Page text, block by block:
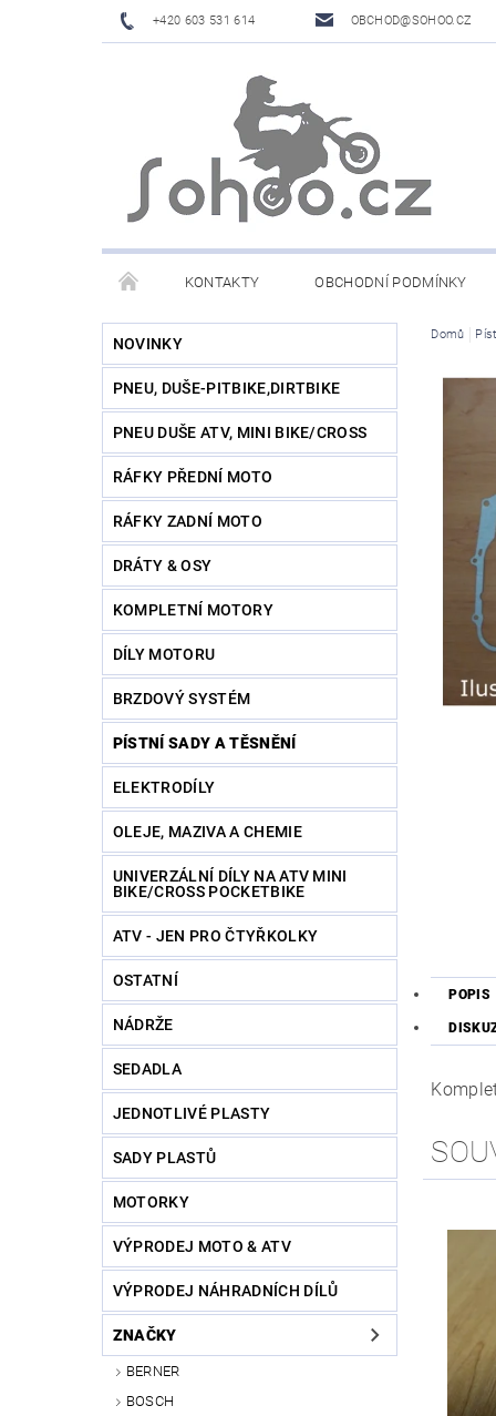
+420 603 531 614 OBCHOD@SOHOO.CZ
KONTAKTY OBCHODNÍ PODMÍNKY
NOVINKY
PNEU, DUŠE-PITBIKE,DIRTBIKE
PNEU DUŠE ATV, MINI BIKE/CROSS
RÁFKY PŘEDNÍ MOTO
RÁFKY ZADNÍ MOTO
DRÁTY & OSY
KOMPLETNÍ MOTORY
DÍLY MOTORU
BRZDOVÝ SYSTÉM
PÍSTNÍ SADY A TĚSNĚNÍ
ELEKTRODÍLY
OLEJE, MAZIVA A CHEMIE
UNIVERZÁLNÍ DÍLY NA ATV MINI
BIKE/CROSS POCKETBIKE
ATV - JEN PRO ČTYŘKOLKY
OSTATNÍ
NÁDRŽE
SEDADLA
JEDNOTLIVÉ PLASTY
SADY PLASTŮ
MOTORKY
VÝPRODEJ MOTO & ATV
VÝPRODEJ NÁHRADNÍCH DÍLŮ
ZNAČKY
BERNER
BOSCH
Domů
POPIS